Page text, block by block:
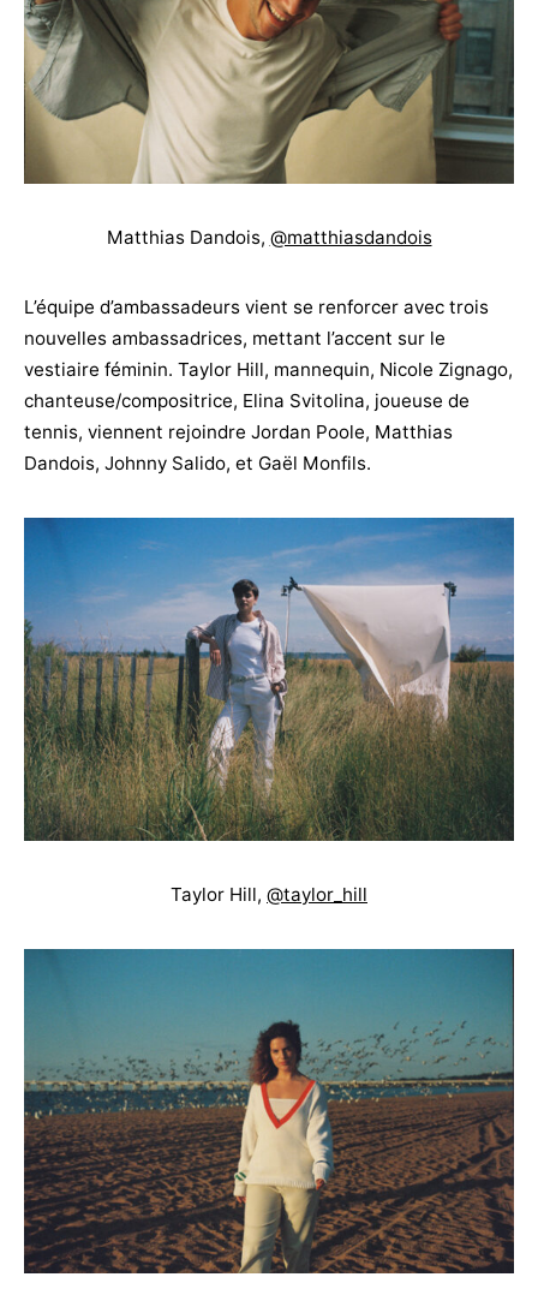
Matthias Dandois, @matthiasdandois
L’équipe d’ambassadeurs vient se renforcer avec trois
nouvelles ambassadrices, mettant l’accent sur le
vestiaire féminin. Taylor Hill, mannequin, Nicole Zignago,
chanteuse/compositrice, Elina Svitolina, joueuse de
tennis, viennent rejoindre Jordan Poole, Matthias
Dandois, Johnny Salido, et Gaël Monfils.
Taylor Hill, @taylor_hill